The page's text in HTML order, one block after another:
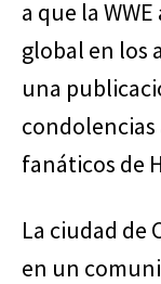
a que la
global en los
una
condolencias
fanáticos de
La ciudad de
en un